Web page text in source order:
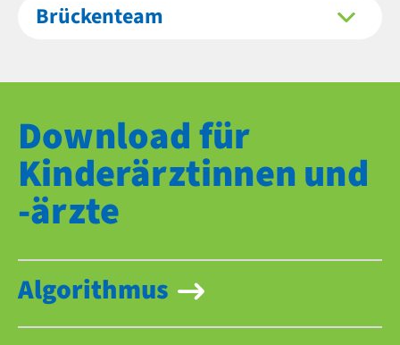
Brückenteam
Download für
Kinderärztinnen und
-ärzte
Algorithmus